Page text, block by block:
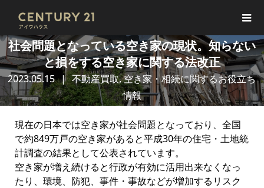
社会問題となっている空き家の現状。知らない
と損をする空き家に関する法改正
2023.05.15 不動産買取,空き家・相続に関するお役立ち
情報
現在の日本では空き家が社会問題となっており、全国
で約849万戸の空き家があると平成30年の住宅・土地統
計調査の結果として公表されています。
空き家が増え続けると行政が有効に活用出来なくなっ
たり、環境、防犯、事件・事故などが増加するリスク